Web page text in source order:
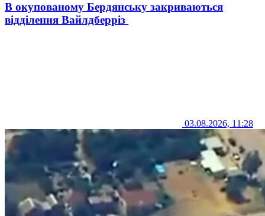
В окупованому Бердянську закриваються
відділення Вайлдберріз
03.08.2026, 11:28